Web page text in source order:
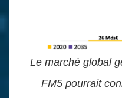
Le marché global
FM5 pourrait